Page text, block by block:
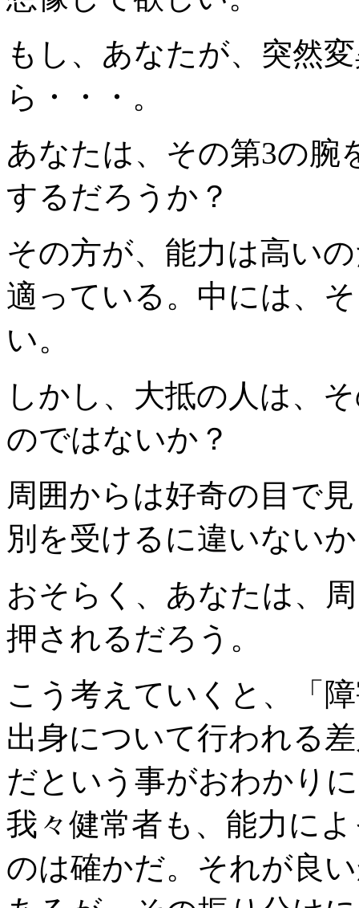
もし、あなたが、突然
ら・・・。
あなたは、その第3の腕
するだろうか？
その方が、能力は高い
適っている。中には、
い。
しかし、大抵の人は、
のではないか？
周囲からは好奇の目で
別を受けるに違いない
おそらく、あなたは、
押されるだろう。
こう考えていくと、「
出身について行われる
だという事がおわかり
我々健常者も、能力に
のは確かだ。それが良